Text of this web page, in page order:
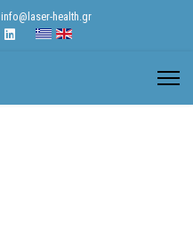
info@laser-health.gr